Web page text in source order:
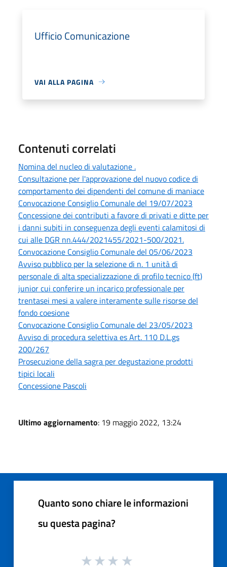
Ufficio Comunicazione
VAI ALLA PAGINA
Contenuti correlati
Nomina del nucleo di valutazione .
Consultazione per l'approvazione del nuovo codice di
comportamento dei dipendenti del comune di maniace
Convocazione Consiglio Comunale del 19/07/2023
Concessione dei contributi a favore di privati e ditte per
i danni subiti in conseguenza degli eventi calamitosi di
cui alle DGR nn.444/2021455/2021-500/2021.
Convocazione Consiglio Comunale del 05/06/2023
Avviso pubblico per la selezione di n. 1 unità di
personale di alta specializzazione di profilo tecnico (ft)
junior cui conferire un incarico professionale per
trentasei mesi a valere interamente sulle risorse del
fondo coesione
Convocazione Consiglio Comunale del 23/05/2023
Avviso di procedura selettiva es Art. 110 D.L.gs
200/267
Prosecuzione della sagra per degustazione prodotti
tipici locali
Concessione Pascoli
Ultimo aggiornamento: 19 maggio 2022, 13:24
Quanto sono chiare le informazioni
su questa pagina?